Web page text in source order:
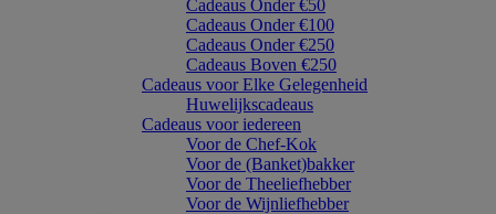
Cadeaus Onder €50
Cadeaus Onder €100
Cadeaus Onder €250
Cadeaus Boven €250
Cadeaus voor Elke Gelegenheid
Huwelijkscadeaus
Cadeaus voor iedereen
Voor de Chef-Kok
Voor de (Banket)bakker
Voor de Theeliefhebber
Voor de Wijnliefhebber